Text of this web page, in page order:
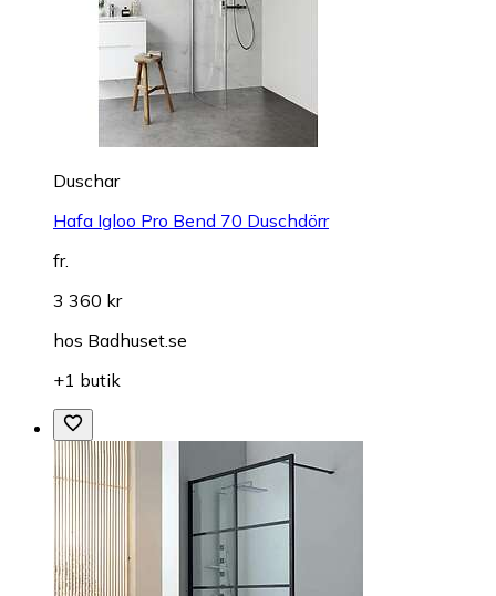
Duschar
Hafa Igloo Pro Bend 70 Duschdörr
fr.
3 360 kr
hos Badhuset.se
+1 butik